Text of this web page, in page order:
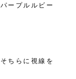
ープルルビー
ちらに視線を